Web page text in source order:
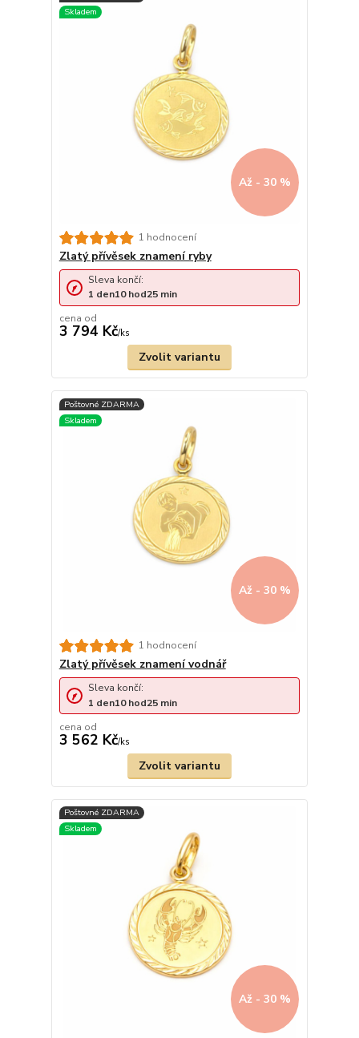
Až - 30 %
1 hodnocení
Zlatý přívěsek znamení ryby
cena od
3 794 Kč/ks
Sleva končí:
1 den10hod25 min
Zvolit variantu
Až - 30 %
1 hodnocení
Zlatý přívěsek znamení vodnář
cena od
3 562 Kč/ks
Sleva končí:
1 den10hod25 min
Zvolit variantu
Až - 30 %